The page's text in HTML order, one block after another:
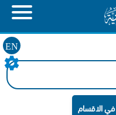
EN